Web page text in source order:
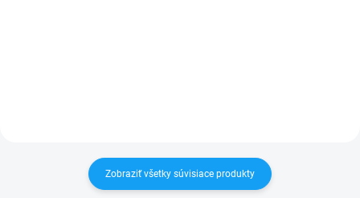
Zobraziť všetky súvisiace produkty